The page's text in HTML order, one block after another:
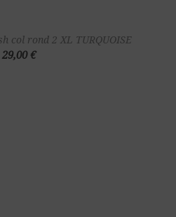
col rond 2 XL TURQUOISE
29,00 €